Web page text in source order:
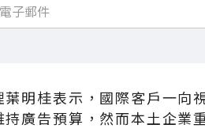
明桂表示，國際客戶一向
廣告預算，然而本土企業